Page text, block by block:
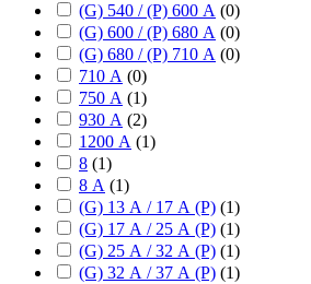
(G) 540 / (P) 600 А (0)
(G) 600 / (P) 680 А (0)
(G) 680 / (P) 710 А (0)
710 А (0)
750 А (1)
930 А (2)
1200 А (1)
8 (1)
8 А (1)
(G) 13 А / 17 А (P) (1)
(G) 17 А / 25 А (P) (1)
(G) 25 А / 32 А (P) (1)
(G) 32 А / 37 А (P) (1)